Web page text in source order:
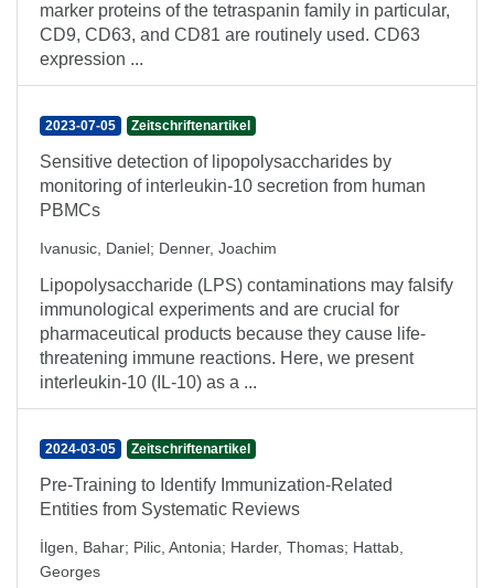
marker proteins of the tetraspanin family in particular,
CD9, CD63, and CD81 are routinely used. CD63
expression ...
2023-07-05 Zeitschriftenartikel
Sensitive detection of lipopolysaccharides by
monitoring of interleukin-10 secretion from human
PBMCs
Ivanusic, Daniel; Denner, Joachim
Lipopolysaccharide (LPS) contaminations may falsify
immunological experiments and are crucial for
pharmaceutical products because they cause life-
threatening immune reactions. Here, we present
interleukin-10 (IL-10) as a ...
2024-03-05 Zeitschriftenartikel
Pre-Training to Identify Immunization-Related
Entities from Systematic Reviews
İlgen, Bahar; Pilic, Antonia; Harder, Thomas; Hattab,
Georges